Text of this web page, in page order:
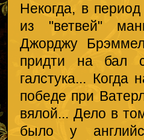
Некогда, в
из "ветвей"
Джорджу
придти на бал
галстука...
победе при
вялой... Дело в
было у